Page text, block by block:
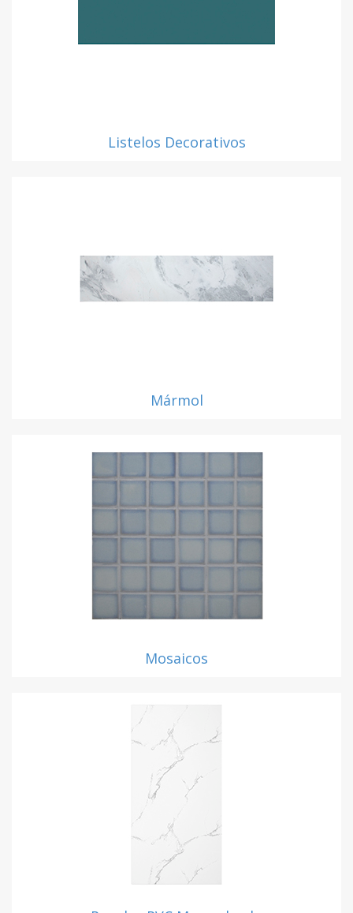
Listelos Decorativos
Mármol
Mosaicos